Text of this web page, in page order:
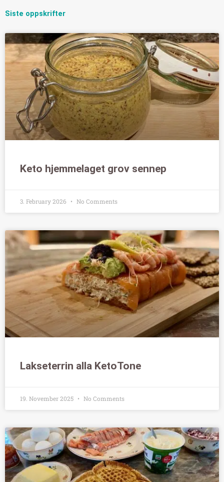
Siste oppskrifter
Keto hjemmelaget grov sennep
3. February 2026 No Comments
Lakseterrin alla KetoTone
19. November 2025 No Comments